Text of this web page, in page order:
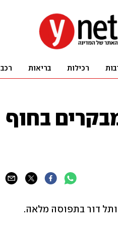
רכילות בריאות רכב
בחוף
ותל דור בתפוסה מלאה.